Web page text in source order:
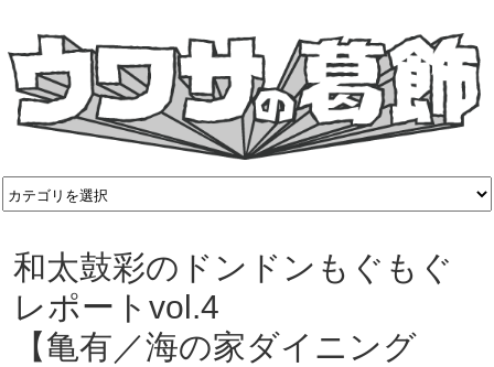
和太鼓彩のドンドンもぐもぐ
レポートvol.4
【亀有／海の家ダイニング